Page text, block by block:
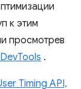
к этим
просмотрев
.
Timing API,